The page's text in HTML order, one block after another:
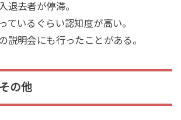
退去者が停滞。
ているぐらい認知度が高い。
説明会にも行ったことがある。
の他